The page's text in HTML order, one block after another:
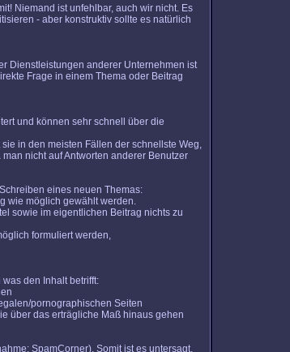
Niemand ist unfehlbar, auch wir nicht. Es
- aber konstruktiv sollte es natürlich
Dienstleistungen anderer Unternehmen ist
Frage in einem Thema oder Beitrag
und können sehr schnell über die
in den meisten Fällen der schnellste Weg,
nicht auf Antworten anderer Benutzer
eines neuen Themas:
wie möglich gewählt werden.
sowie im eigentlichen Beitrag nichts zu
formuliert werden,
den Inhalt betrifft:
pornographischen Seiten
über das erträgliche Maß hinaus gehen
SpamCorner). Somit ist es untersagt,